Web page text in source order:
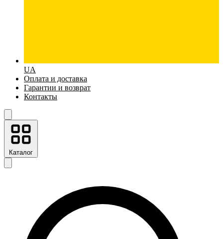
UA
Оплата и доставка
Гарантии и возврат
Контакты
Каталог